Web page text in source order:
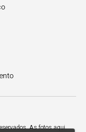
As fotos aqui